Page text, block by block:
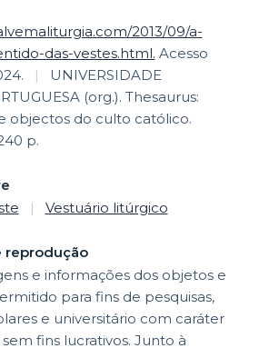
2013/09/a-
das-vestes.html. Acesso
|
UNIVERSIDADE
(org.). Thesaurus:
objectos do culto católico.
p.
| Vestuário litúrgico
reprodução
e informações dos objetos e
para fins de pesquisas,
e universitário com caráter
fins lucrativos. Junto à